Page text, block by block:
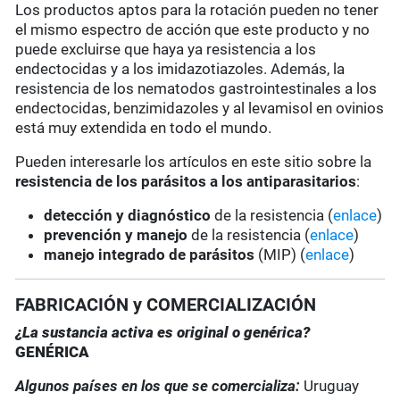
Los productos aptos para la rotación pueden no tener
el mismo espectro de acción que este producto y no
puede excluirse que haya ya resistencia a los
endectocidas y a los imidazotiazoles. Además, la
resistencia de los nematodos gastrointestinales a los
endectocidas, benzimidazoles y al levamisol en ovinios
está muy extendida en todo el mundo.
Pueden interesarle los artículos en este sitio sobre la
resistencia de los parásitos a los antiparasitarios:
detección y diagnóstico de la resistencia (enlace)
prevención y manejo de la resistencia (enlace)
manejo integrado de parásitos (MIP) (enlace)
FABRICACIÓN y COMERCIALIZACIÓN
¿La sustancia activa es original o genérica?
GENÉRICA
Algunos países en los que se comercializa: Uruguay